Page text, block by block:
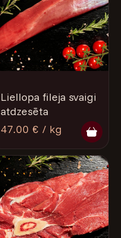
Liellopa fileja svaigi
atdzesēta
47.00 € / kg